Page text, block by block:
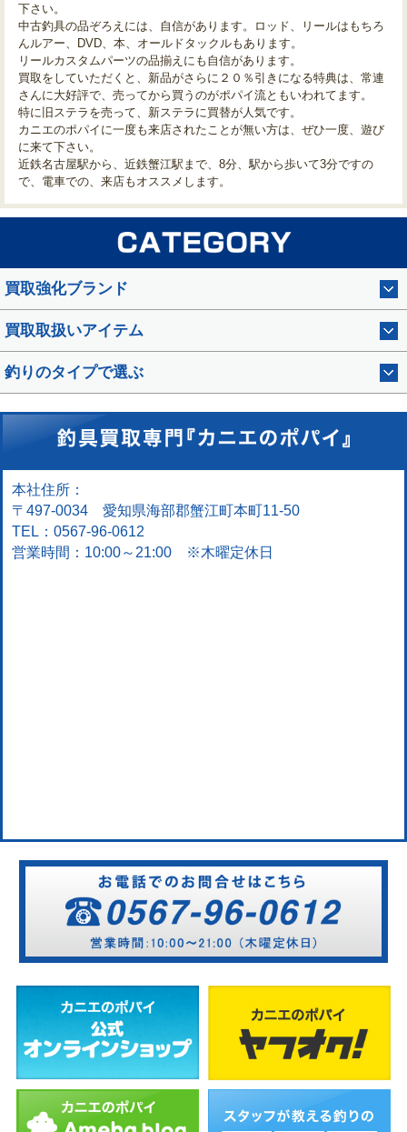
下さい。
中古釣具の品ぞろえには、自信があります。ロッド、リールはもちろ
んルアー、DVD、本、オールドタックルもあります。
リールカスタムパーツの品揃えにも自信があります。
買取をしていただくと、新品がさらに２０％引きになる特典は、常連
さんに大好評で、売ってから買うのがポパイ流ともいわれてます。
特に旧ステラを売って、新ステラに買替が人気です。
カニエのポパイに一度も来店されたことが無い方は、ぜひ一度、遊び
に来て下さい。
近鉄名古屋駅から、近鉄蟹江駅まで、8分、駅から歩いて3分ですの
で、電車での、来店もオススメします。
買取強化ブランド
買取取扱いアイテム
釣りのタイプで選ぶ
本社住所：
〒497-0034 愛知県海部郡蟹江町本町11-50
TEL：0567-96-0612
営業時間：10:00～21:00 ※木曜定休日